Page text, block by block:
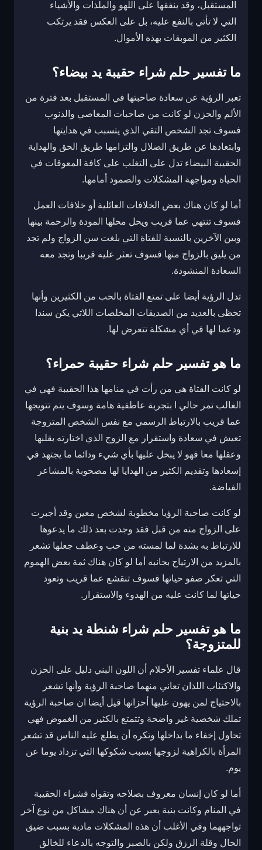
المستقبل، وقد ينفقها على اللهو والملذات والأشياء
التي لا تأتي بالنفع عليه، بل على العكس فقد يرتكب
الكثير من الموبقات بهذه الأموال.
ما تفسير حلم شراء حقيبة يد بيضاء؟
تعبر الرؤية عن سعادة صاحبتها في المستقبل بعد فترة من
الألم والحزن لو كانت من صاحبات المعاصي والذنوب
فسوف تجد الشخص التقي الذي يتسبب في هدايتها
وابتعادها عن طريق الضلال والتزامها طريق الحق والهداية
الحقيبة البيضاء تدل على التغلب على كافة المعوقات في
الحياة ومواجهة المشكلات والصمود أمامها.
أما لو كان هناك بعض الخلافات العائلية أو خلافات العمل
فسوف تنتهي عما قريب ويحل محلها المودة والرحمة بينها
وبين الآخرين بالنسبة للفتاة التي بلغت سن الزواج ولم تجد
من يليق بالزواج منها فسوف تعثر عليه قريبا وتجد معه
السعادة المنشودة.
تدل الرؤية أيضا على تمتع الفتاة بالحب من الكثيرين وأنها
تحظى بالعديد من الصديقات المخلصات اللاتي يكن سندا
ودعما لها في أي مشكلة تتعرض لها.
ما هو تفسير حلم شراء حقيبة حمراء؟
لو كانت الفتاة هي من رأت في منامها هذا الحقيبة فهي في
الغالب تمر حالي ا بتجربة عاطفية هامة وسوف يتم تتويجها
عما قريب بالارتباط الرسمي مع نفس الشخص المتزوجة
تعيش في سعادة واستقرار مع الزوج الذي اختارته بقلبها
وعقلها معا فهو لا يبخل عليها بأي شيء ودائما ما يجتهد في
إسعادها وتقديم الكثير من الهدايا لها مصحوبة بالمشاعر
الفياضة.
لو كانت صاحبة الرؤيا مخطوبة لشخص معين وقد أجبرت
على الزواج منه من قبل فقد وجدت بعد ذلك ما يدعوها
للارتباط به بشدة لما لمسته من حب وعطف جعلها تشعر
بالمزيد من الارتياح بجانبه أما لو كان هناك ثمة بعض الهموم
التي تعكر صفو حياتها فسوف تنقشع عما قريب وتعود
حياتها لما كانت عليه من الهدوء والاستقرار.
ما هو تفسير حلم شراء شنطة يد بنية
للمتزوجة؟
قال علماء تفسير الأحلام أن اللون البني دليل على الحزن
والاكتئاب اللذان تعاني منهما صاحبة الرؤية وأنها تشعر
بالاحتياج لمن يهون عليها أحزانها قيل أيضا ان صاحبة الرؤية
تملك شخصية غير واضحة وتتمتع بالكثير من الغموض فهي
تحاول إخفاء ما بداخلها وتكره أن يطلع عليه الناس قد تشعر
المرأة بالكراهية لزوجها بسبب شكوكها التي تزداد يوما عن
يوم.
أما لو كان إنسان معروف بصلاحه وتقواه فشراء الحقيبة
في المنام وكانت بنية يعبر عن أن هناك مشاكل من نوع آخر
تواجههما وفي الأغلب أن هذه المشكلات مادية بسبب ضيق
الحال وقلة الرزق ولكن بالصبر والتوجه بالدعاء للخالق